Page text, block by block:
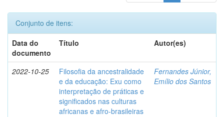
Conjunto de itens:
Data do
documento
Título Autor(es)
2022-10-25
Filosofia da ancestralidade
e da educação: Exu como
interpretação de práticas e
significados nas culturas
africanas e afro-brasileiras
Fernandes Júnior,
Emílio dos Santos